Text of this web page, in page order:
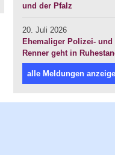
und der Pfalz
20. Juli 2026
Ehemaliger Polizei-
Renner geht in
alle Meldungen